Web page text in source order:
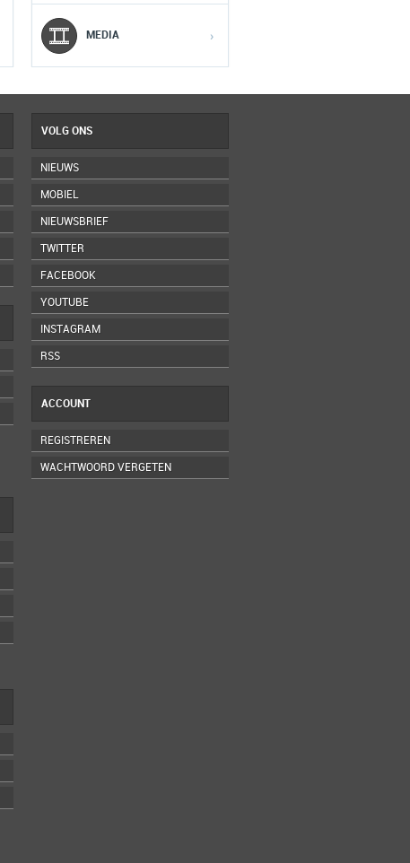
MEDIA ›
VOLG ONS
NIEUWS
MOBIEL
NIEUWSBRIEF
TWITTER
FACEBOOK
YOUTUBE
INSTAGRAM
RSS
ACCOUNT
REGISTREREN
WACHTWOORD VERGETEN